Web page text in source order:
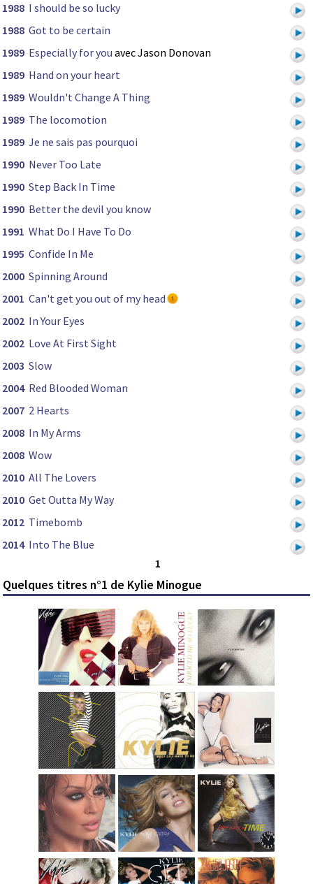
1988 I should be so lucky
1988 Got to be certain
1989 Especially for you avec Jason Donovan
1989 Hand on your heart
1989 Wouldn't Change A Thing
1989 The locomotion
1989 Je ne sais pas pourquoi
1990 Never Too Late
1990 Step Back In Time
1990 Better the devil you know
1991 What Do I Have To Do
1995 Confide In Me
2000 Spinning Around
2001 Can't get you out of my head
2002 In Your Eyes
2002 Love At First Sight
2003 Slow
2004 Red Blooded Woman
2007 2 Hearts
2008 In My Arms
2008 Wow
2010 All The Lovers
2010 Get Outta My Way
2012 Timebomb
2014 Into The Blue
1
Quelques titres n°1 de Kylie Minogue